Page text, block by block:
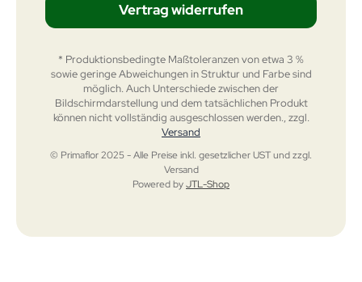
Vertrag widerrufen
* Produktionsbedingte Maßtoleranzen von etwa 3 %
sowie geringe Abweichungen in Struktur und Farbe sind
möglich. Auch Unterschiede zwischen der
Bildschirmdarstellung und dem tatsächlichen Produkt
können nicht vollständig ausgeschlossen werden., zzgl.
Versand
© Primaflor 2025 - Alle Preise inkl. gesetzlicher UST und zzgl.
Versand
Powered byJTL-Shop